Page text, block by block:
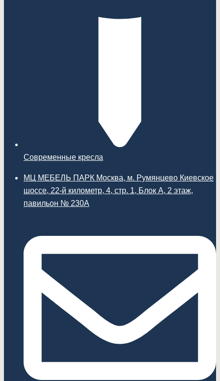
Современные кресла
МЦ МЕБЕЛЬ ПАРК Москва, м. Румянцево Киевское
шоссе, 22-й километр, 4, стр. 1, Блок А, 2 этаж,
павильон № 230А